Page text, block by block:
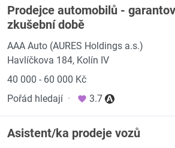
Prodejce automobilů -
zkušební době
AAA Auto (AURES Holdings a.s.)
Havlíčkova 184, Kolín IV
40 000 - 60 000 Kč
Pořád hledají · 3.7
Asistent/ka prodeje vozů